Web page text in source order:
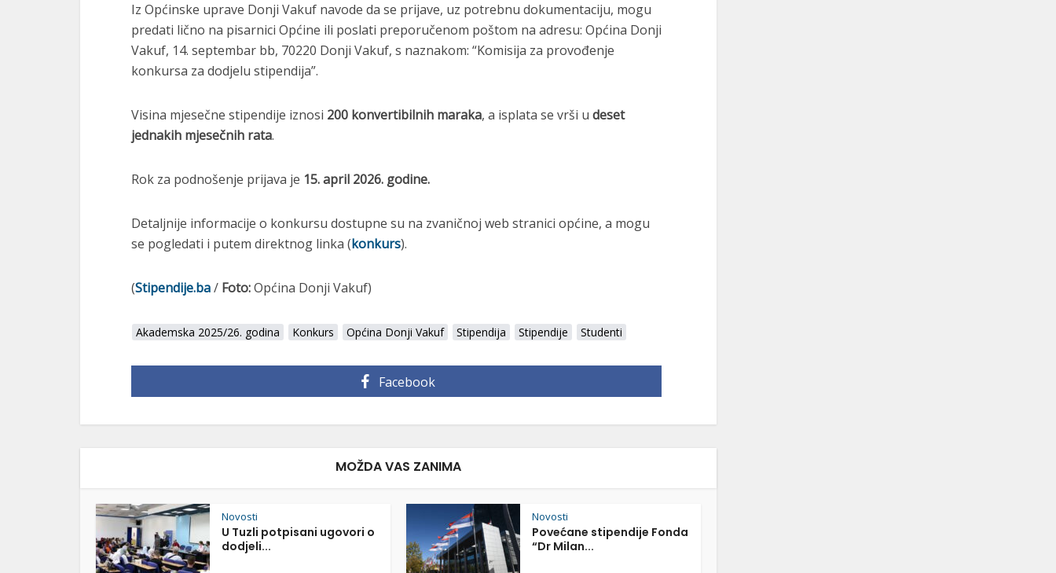
Iz Općinske uprave Donji Vakuf navode da se prijave, uz potrebnu dokumentaciju, mogu
predati lično na pisarnici Općine ili poslati preporučenom poštom na adresu: Općina Donji
Vakuf, 14. septembar bb, 70220 Donji Vakuf, s naznakom: “Komisija za provođenje
konkursa za dodjelu stipendija”.
Visina mjesečne stipendije iznosi 200 konvertibilnih maraka, a isplata se vrši u deset
jednakih mjesečnih rata.
Rok za podnošenje prijava je 15. april 2026. godine.
Detaljnije informacije o konkursu dostupne su na zvaničnoj web stranici općine, a mogu
se pogledati i putem direktnog linka (konkurs).
(Stipendije.ba/ Foto:Općina Donji Vakuf)
Akademska 2025/26. godina Konkurs Općina Donji Vakuf Stipendija Stipendije Studenti
Facebook
MOŽDA VAS ZANIMA
Novosti
U Tuzli potpisani ugovori o
dodjeli...
Novosti
Povećane stipendije Fonda
“Dr Milan...